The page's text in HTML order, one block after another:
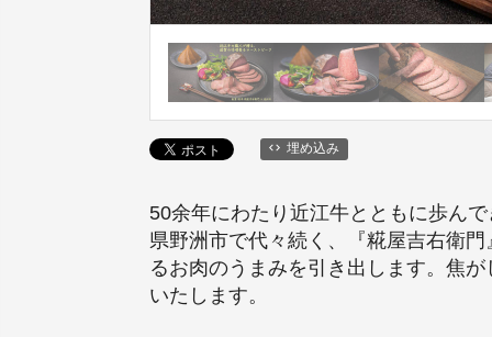
埋め込み
50余年にわたり近江牛とともに歩ん
県野洲市で代々続く、『糀屋吉右衛
るお肉のうまみを引き出します。焦
いたします。